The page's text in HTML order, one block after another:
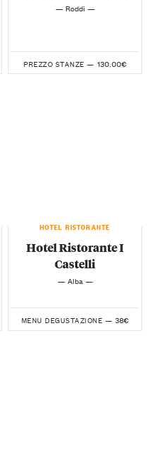
— Roddi —
PREZZO STANZE — 130.00€
HOTEL RISTORANTE
Hotel Ristorante I
Castelli
— Alba —
MENU DEGUSTAZIONE — 38€